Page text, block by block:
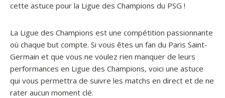
cette astuce pour la Ligue des Champions du PSG !
La Ligue des Champions est une compétition passionnante
où chaque but compte. Si vous êtes un fan du Paris Saint-
Germain et que vous ne voulez rien manquer de leurs
performances en Ligue des Champions, voici une astuce
qui vous permettra de suivre les matchs en direct et de ne
rater aucun moment clé.